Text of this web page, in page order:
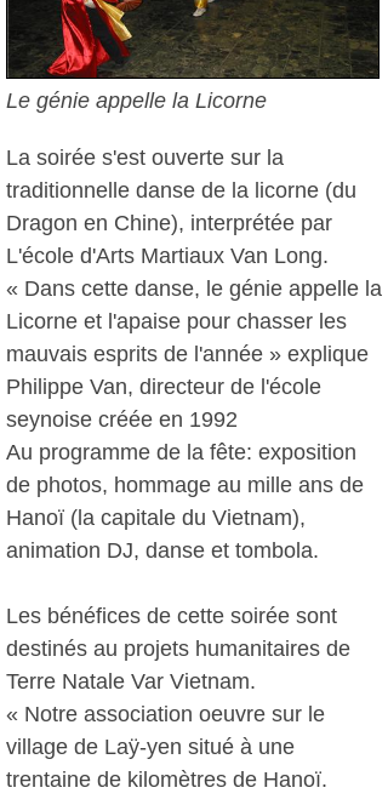
Le génie appelle la Licorne
La soirée s'est ouverte sur la
traditionnelle danse de la licorne (du
Dragon en Chine), interprétée par
L'école d'Arts Martiaux Van Long.
« Dans cette danse, le génie appelle la
Licorne et l'apaise pour chasser les
mauvais esprits de l'année » explique
Philippe Van, directeur de l'école
seynoise créée en 1992
Au programme de la fête: exposition
de photos, hommage au mille ans de
Hanoï (la capitale du Vietnam),
animation DJ, danse et tombola.
Les bénéfices de cette soirée sont
destinés au projets humanitaires de
Terre Natale Var Vietnam.
« Notre association oeuvre sur le
village de Laÿ-yen situé à une
trentaine de kilomètres de Hanoï.